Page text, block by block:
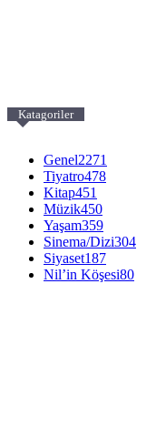
Katagoriler
Genel2271
Tiyatro478
Kitap451
Müzik450
Yaşam359
Sinema/Dizi304
Siyaset187
Nil’in Köşesi80